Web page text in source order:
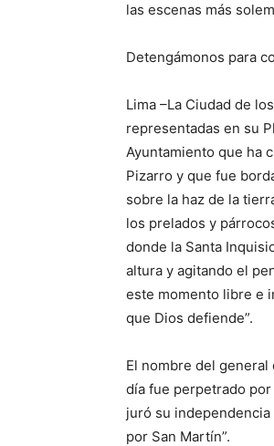
las escenas más
Detengámonos para
Lima –La Ciudad de
representadas en su
Ayuntamiento que ha
Pizarro y que fue
sobre la haz de la
los prelados y
donde la Santa
altura y agitando el
este momento libre e
que Dios defiende”.
El nombre del
día fue perpetrado
juró su
por San Martín”.